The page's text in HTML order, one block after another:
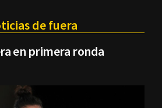
de fuera
en primera ronda